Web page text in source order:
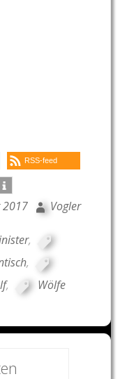
RSS-feed
2017 Vogler
,
,
, Wölfe